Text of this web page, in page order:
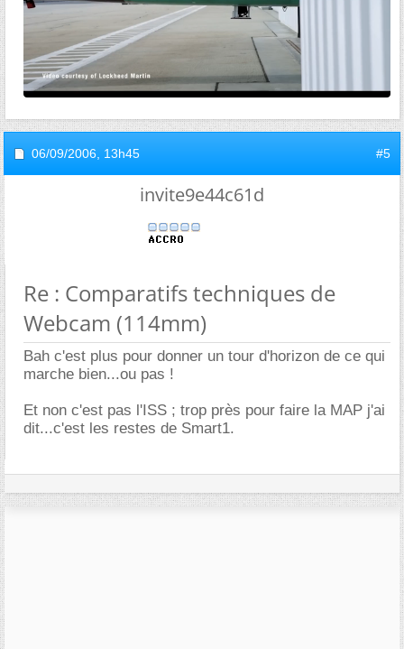
06/09/2006, 13h45 #5
invite9e44c61d
Re : Comparatifs techniques de
Webcam (114mm)
Bah c'est plus pour donner un tour d'horizon de ce qui
marche bien...ou pas !
Et non c'est pas l'ISS ; trop près pour faire la MAP j'ai
dit...c'est les restes de Smart1.